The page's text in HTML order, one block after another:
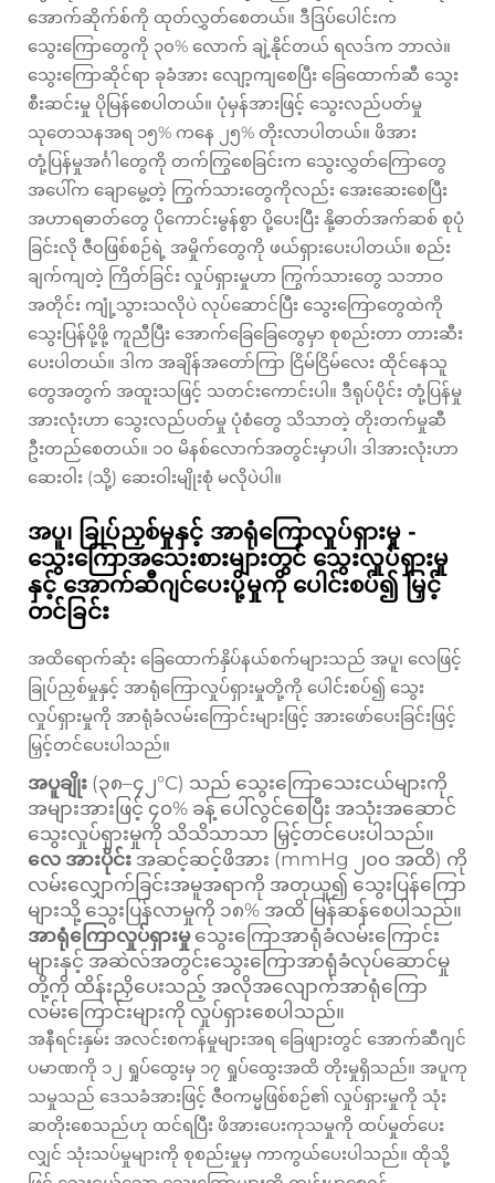
အောက်ဆိုက်စ်ကို ထုတ်လွှတ်စေတယ်။ ဒီဒြပ်ပေါင်းက
သွေးကြောတွေကို ၃၀% လောက် ချဲ့နိုင်တယ် ရလဒ်က ဘာလဲ။
သွေးကြောဆိုင်ရာ ခုခံအား လျော့ကျစေပြီး ခြေထောက်ဆီ သွေး
စီးဆင်းမှု ပိုမြန်စေပါတယ်။ ပုံမှန်အားဖြင့် သွေးလည်ပတ်မှု
သုတေသနအရ ၁၅% ကနေ ၂၅% တိုးလာပါတယ်။ ဖိအား
တုံ့ပြန်မှုအင်္ဂါတွေကို တက်ကြွစေခြင်းက သွေးလွှတ်ကြောတွေ
အပေါ်က ချောမွေ့တဲ့ ကြွက်သားတွေကိုလည်း အေးဆေးစေပြီး
အဟာရဓာတ်တွေ ပိုကောင်းမွန်စွာ ပို့ပေးပြီး နို့ဓာတ်အက်ဆစ် စုပုံ
ခြင်းလို ဇီ၀ဖြစ်စဉ်ရဲ့ အမှိုက်တွေကို ဖယ်ရှားပေးပါတယ်။ စည်း
ချက်ကျတဲ့ ကြိတ်ခြင်း လှုပ်ရှားမှုဟာ ကြွက်သားတွေ သဘာဝ
အတိုင်း ကျုံ့သွားသလိုပဲ လုပ်ဆောင်ပြီး သွေးကြောတွေထဲကို
သွေးပြန်ပို့ဖို့ ကူညီပြီး အောက်ခြေခြေတွေမှာ စုစည်းတာ တားဆီး
ပေးပါတယ်။ ဒါက အချိန်အတော်ကြာ ငြိမ်ငြိမ်လေး ထိုင်နေသူ
တွေအတွက် အထူးသဖြင့် သတင်းကောင်းပါ။ ဒီရုပ်ပိုင်း တုံ့ပြန်မှု
အားလုံးဟာ သွေးလည်ပတ်မှု ပုံစံတွေ သိသာတဲ့ တိုးတက်မှုဆီ
ဦးတည်စေတယ်။ ၁၀ မိနစ်လောက်အတွင်းမှာပါ၊ ဒါအားလုံးဟာ
ဆေးဝါး (သို့) ဆေးဝါးမျိုးစုံ မလိုပဲပါ။
အပူ၊ ခြုပ်ညှစ်မှုနှင့် အာရုံကြောလှုပ်ရှားမှု -
သွေးကြောအသေးစားများတွင် သွေးလှုပ်ရှားမှု
နှင့် အောက်ဆီဂျင်ပေးပို့မှုကို ပေါင်းစပ်၍ မြှင့်
တင်ခြင်း
အထိရောက်ဆုံး ခြေထောက်နှိပ်နယ်စက်များသည် အပူ၊ လေဖြင့်
ခြုပ်ညှစ်မှုနှင့် အာရုံကြောလှုပ်ရှားမှုတို့ကို ပေါင်းစပ်၍ သွေး
လှုပ်ရှားမှုကို အာရုံခံလမ်းကြောင်းများဖြင့် အားဖော်ပေးခြင်းဖြင့်
မြှင့်တင်ပေးပါသည်။
အပူချိုး (၃၈–၄၂°C) သည် သွေးကြောသေးငယ်များကို
အများအားဖြင့် ၄၀% ခန့် ပေါ်လွင်စေပြီး အသုံးအဆောင်
သွေးလှုပ်ရှားမှုကို သိသိသာသာ မြှင့်တင်ပေးပါသည်။
လေ အားပိုင်း အဆင့်ဆင့်ဖိအား (mmHg ၂၀၀ အထိ) ကို
လမ်းလျှောက်ခြင်းအမူအရာကို အတုယူ၍ သွေးပြန်ကြော
များသို့ သွေးပြန်လာမှုကို ၁၈% အထိ မြန်ဆန်စေပါသည်။
အာရုံကြောလှုပ်ရှားမှု သွေးကြောအာရုံခံလမ်းကြောင်း
များနှင့် အဆဲလ်အတွင်းသွေးကြောအာရုံခံလုပ်ဆောင်မှု
တို့ကို ထိန်းညှိပေးသည့် အလိုအလျောက်အာရုံကြော
လမ်းကြောင်းများကို လှုပ်ရှားစေပါသည်။
အနီရင်းနှမ်း အလင်းစကန်မှုများအရ ခြေဖျားတွင် အောက်ဆီဂျင်
ပမာဏကို ၁၂ ရှုပ်ထွေးမှ ၁၇ ရှုပ်ထွေးအထိ တိုးမှုရှိသည်။ အပူကု
သမှုသည် ဒေသခံအားဖြင့် ဇီဝကမ္မဖြစ်စဉ်၏ လှုပ်ရှားမှုကို သုံး
ဆတိုးစေသည်ဟု ထင်ရပြီး ဖိအားပေးကုသမှုကို ထပ်မှုတ်ပေး
လျှင် သုံးသပ်မှုများကို စုစည်းမှုမှ ကာကွယ်ပေးပါသည်။ ထိုသို့